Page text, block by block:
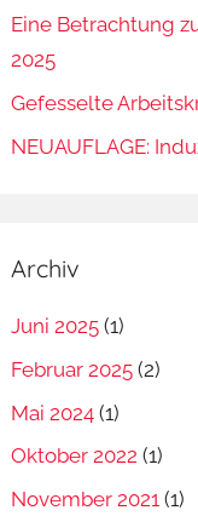
Eine Betrachtung
2025
Gefesselte
NEUAUFLAGE:
Archiv
Juni 2025 (1)
Februar 2025 (2)
Mai 2024 (1)
Oktober 2022 (1)
November 2021 (1)